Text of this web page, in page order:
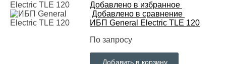
Добавлено в избранное
Добавлено в сравнение
ИБП General Electric TLE 120
По запросу
Добавить в корзину